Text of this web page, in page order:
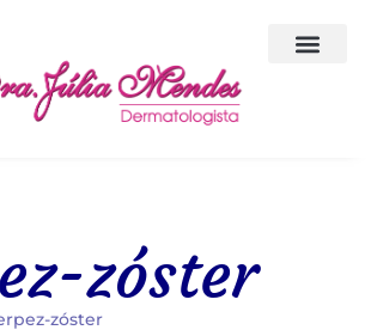
zóster
zóster